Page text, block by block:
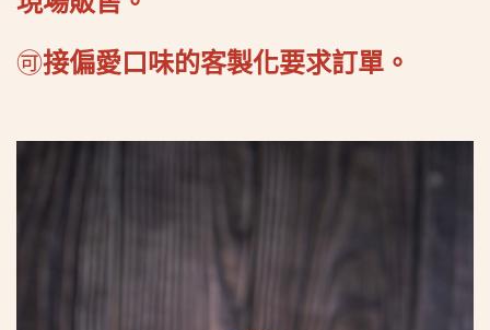
🉑接偏愛口味的客製化要求訂單 。